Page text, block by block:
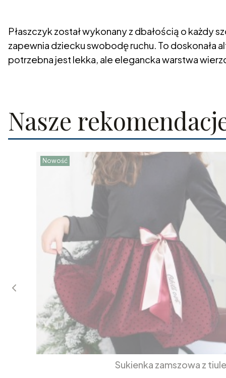
Płaszczyk został wykonany z dbałością o każdy
zapewnia dziecku swobodę ruchu. To doskonała
potrzebna jest lekka, ale elegancka warstwa
Nasze
Nowość
Sukienka zamszowa z